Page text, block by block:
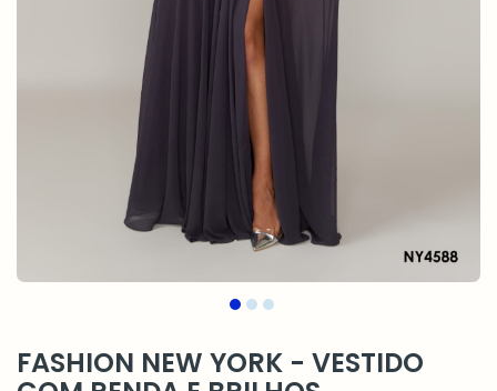
FASHION NEW YORK - VESTIDO